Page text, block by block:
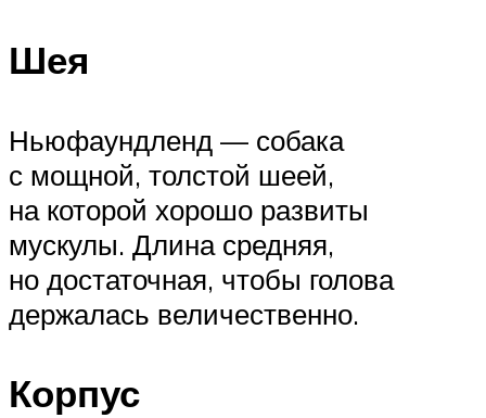
Шея
Ньюфаундленд — собака
с мощной, толстой шеей,
на которой хорошо развиты
мускулы. Длина средняя,
но достаточная, чтобы голова
держалась величественно.
Корпус